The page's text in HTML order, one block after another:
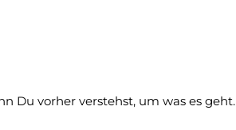
Du vorher verstehst, um was es geht.